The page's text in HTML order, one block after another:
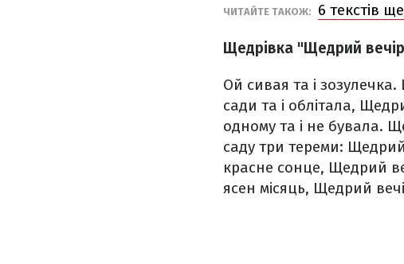
ЧИТАЙТЕ ТАКОЖ: 6 текстів
Щедрівка "Щедрий
Ой сивая та і зозулечка.
сади та і облітала,
одному та і не бувала.
саду три тереми: Щедрий
красне сонце, Щедрий
ясен місяць, Щедрий